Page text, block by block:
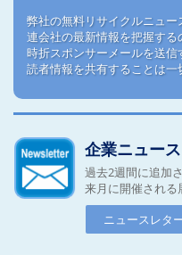
弊社の無料リサイクルニュ
連会社の最新情報を把握する
時折スポンサーメールを送
読者情報を共有することは一
企業ニュー
過去2週間に追加
来月に開催される
ニュースレタ